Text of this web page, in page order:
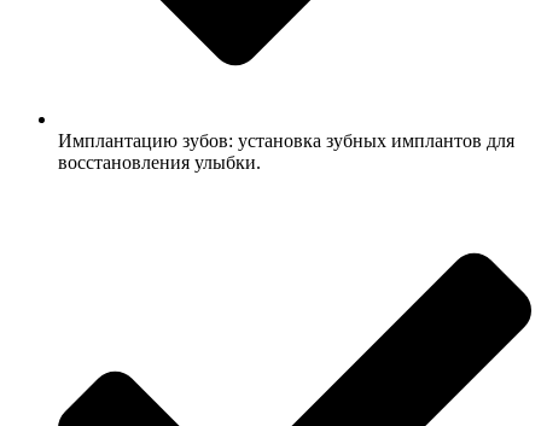
Имплантацию зубов: установка зубных имплантов для
восстановления улыбки.